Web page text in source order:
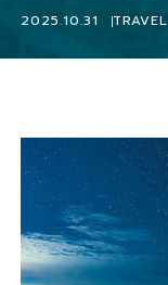
2025.10.31 TRAVEL